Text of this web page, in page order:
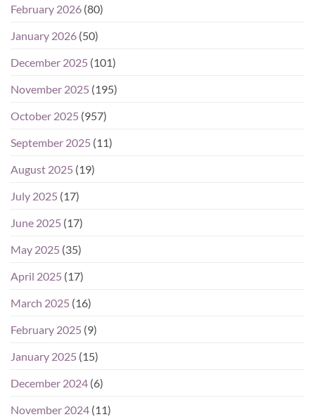
February 2026 (80)
January 2026 (50)
December 2025 (101)
November 2025 (195)
October 2025 (957)
September 2025 (11)
August 2025 (19)
July 2025 (17)
June 2025 (17)
May 2025 (35)
April 2025 (17)
March 2025 (16)
February 2025 (9)
January 2025 (15)
December 2024 (6)
November 2024 (11)